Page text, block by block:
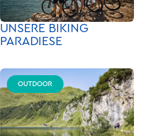
UNSERE BIKING
PARADIESE
OUTDOOR